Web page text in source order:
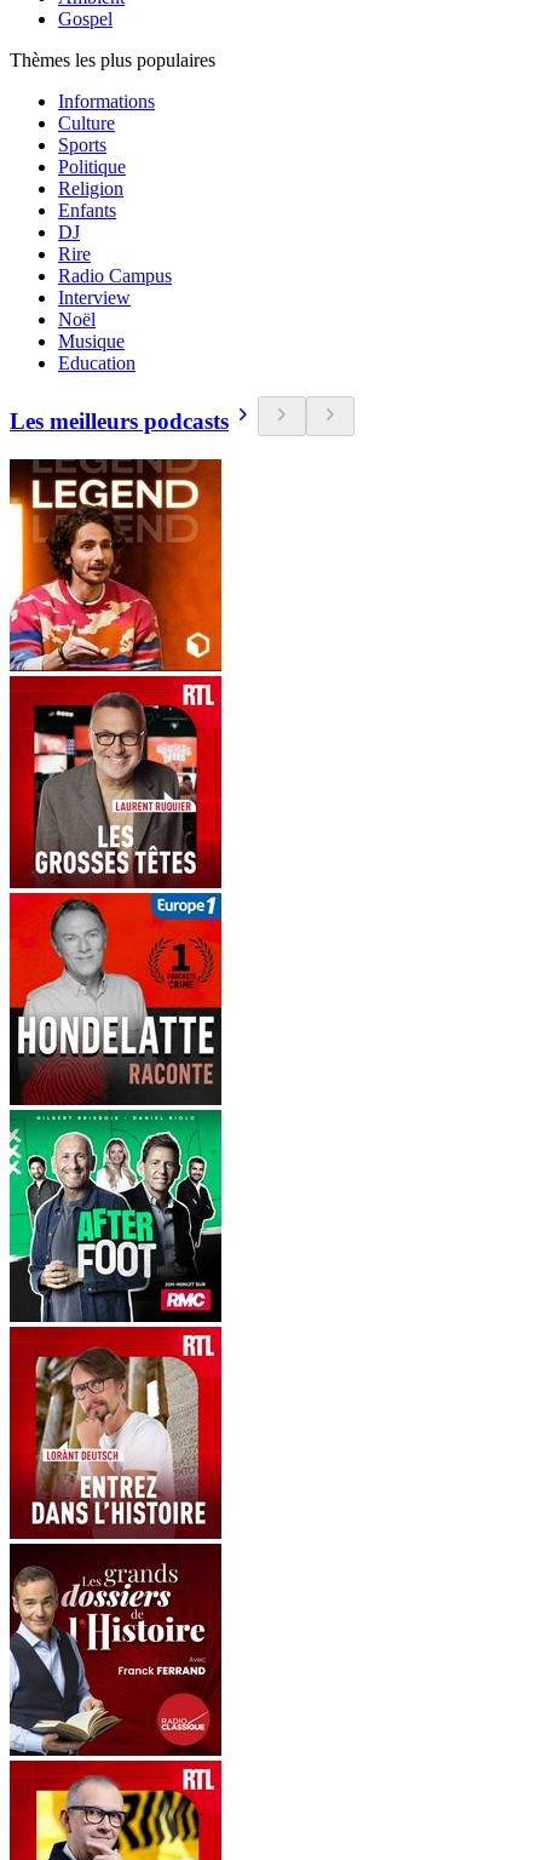
Gospel
Thèmes les plus populaires
Informations
Culture
Sports
Politique
Religion
Enfants
DJ
Rire
Radio Campus
Interview
Noël
Musique
Education
Les meilleurs podcasts